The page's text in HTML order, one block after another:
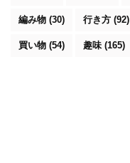
編み物 (30) 行き方 (92)
買い物 (54) 趣味 (165)